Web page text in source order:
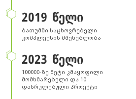
2019 ᲬᲔᲚᲘ
ბათუმში საცხოვრებელი
კომპლექსის მშენებლობა
2023 ᲬᲔᲚᲘ
100000-ზე მეტი კმაყოფილი
მომხმარებელი და 10
დასრულებული პროექტი